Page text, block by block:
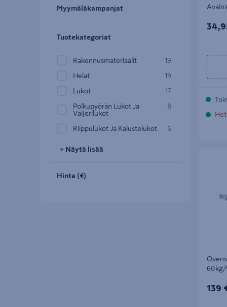
Myymäläkampanjat
Tuotekategoriat
Rakennusmateriaalit 19
Helat 19
Lukot 17
Polkupyörän Lukot Ja
Vaijerilukot
8
Riippulukot Ja Kalustelukot 6
+ Näytä lisää
Hinta (€)
60kg/
139